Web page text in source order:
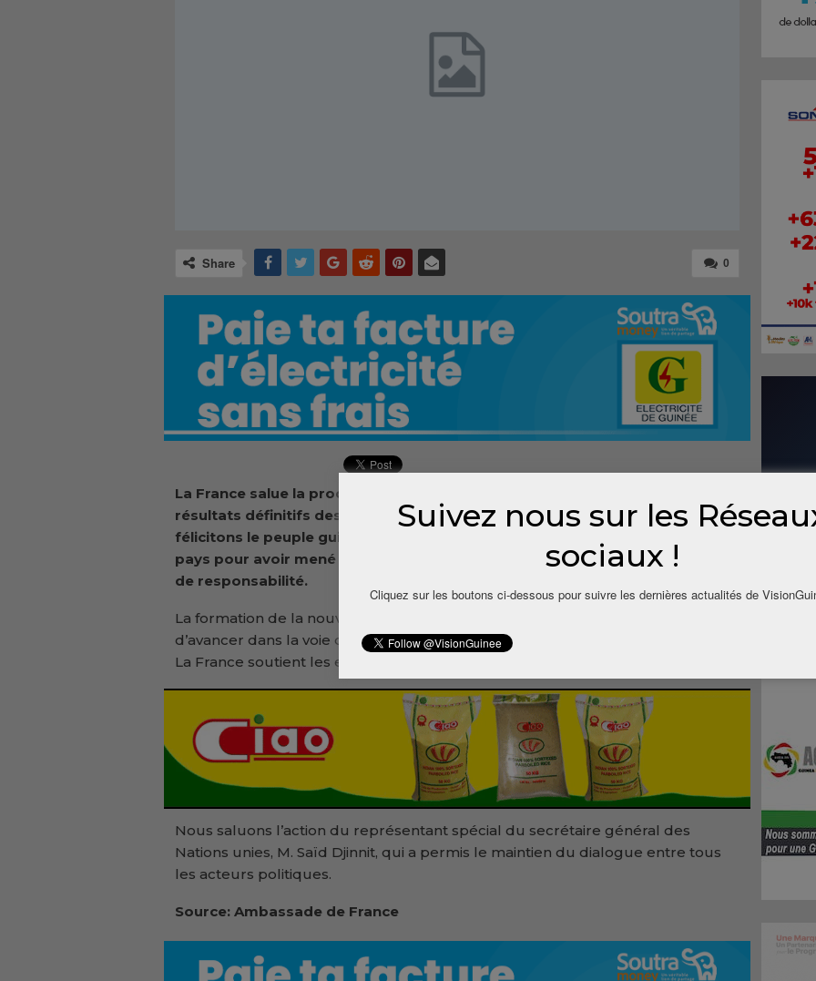
0
Share
La France salue la proclamation le 15 novembre par la cour suprême des
résultats définitifs des élections législatives du 28 septembre. Nous
félicitons le peuple guinéen, les autorités et les acteurs politiques de ce
pays pour avoir mené à bien cette transition démocratique, dans un esprit
de responsabilité.
La formation de la nouvelle Assemblée nationale doit permettre à la Guinée
d’avancer dans la voie du redressement économique et du développement.
La France soutient les efforts des Guinéens en ce sens.
Nous saluons l’action du représentant spécial du secrétaire général des
Nations unies, M. Saïd Djinnit, qui a permis le maintien du dialogue entre tous
les acteurs politiques.
Source: Ambassade de France
Suivez nous sur les
sociaux !
Cliquez sur les boutons ci-dessous pour suivre les dernières actualités de